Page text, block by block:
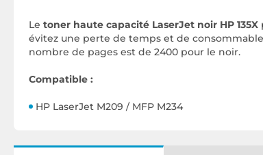
Le toner haute capacité LaserJet noir HP 135X
évitez une perte de temps et de
nombre de pages est de 2400 pour le noir.
Compatible :
HP LaserJet M209 / MFP M234